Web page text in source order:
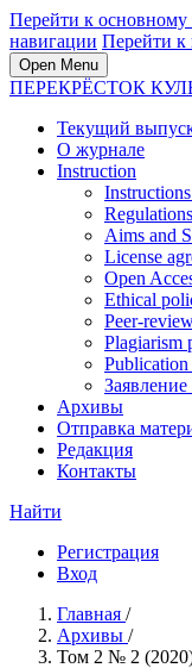
Перейти к основному
навигации Перейти к
Open Menu
ПЕРЕКРЁСТОК
Текущий
О журнале
Instruction
Regulations
Aims and
License
Open
Ethical
Peer-
Plagiarism
Publication
Архивы
Отправка
Редакция
Контакты
Найти
Регистрация
Вход
Главная /
Архивы /
Том 2 № 2